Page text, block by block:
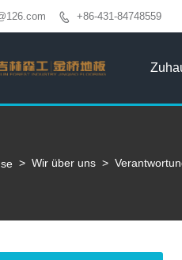
 +86-431-84748559
> Wir über uns >